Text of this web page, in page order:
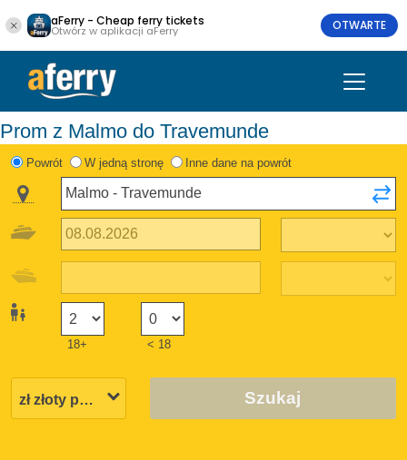
aFerry - Cheap ferry tickets
Otwórz w aplikacji aFerry OTWARTE
Prom z Malmo do Travemunde
Powrót W jedną stronę Inne dane na powrót
18+ < 18
Szukaj